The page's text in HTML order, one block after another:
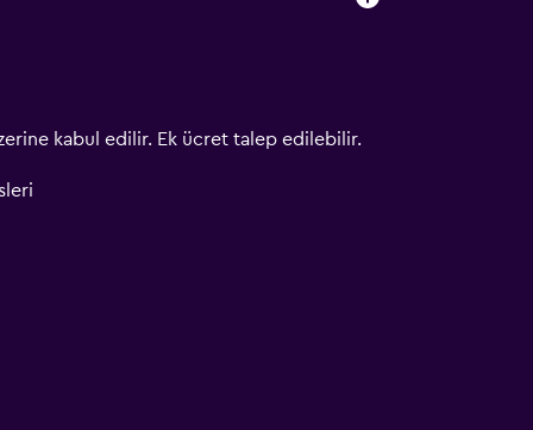
kabul edilir. Ek ücret talep edilebilir.